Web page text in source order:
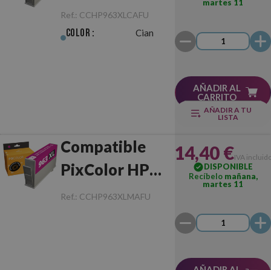
963XL Cian
Chip Anti-
Ref.: CCHP963XLCAFU
Color : Cian
martes 11
AÑADIR AL
CARRITO
AÑADIR A TU
LISTA
Compatible
PixColor HP
963XL
Ref.: CCHP963XLMAFU
14,40 €IVA
DISPONIBLE
Recíbelo mañana,
martes 11